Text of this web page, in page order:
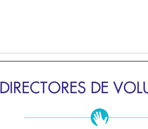
DIRECTORES DE